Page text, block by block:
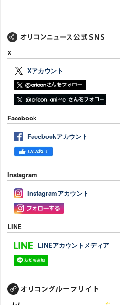
X
Xアカウント
Facebook
Facebookアカウント
Instagram
Instagramアカウント
LINE
LINEアカウントメディア